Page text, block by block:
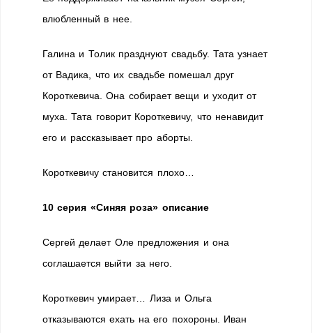
влюбленный в нее.
Галина и Толик празднуют свадьбу. Тата узнает
от Вадика, что их свадьбе помешал друг
Короткевича. Она собирает вещи и уходит от
муха. Тата говорит Короткевичу, что ненавидит
его и рассказывает про аборты.
Короткевичу становится плохо…
10 серия «Синяя роза» описание
Сергей делает Оле предложения и она
соглашается выйти за него.
Короткевич умирает… Лиза и Ольга
отказываются ехать на его похороны. Иван